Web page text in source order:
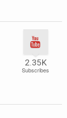
2.35K
Subscribes